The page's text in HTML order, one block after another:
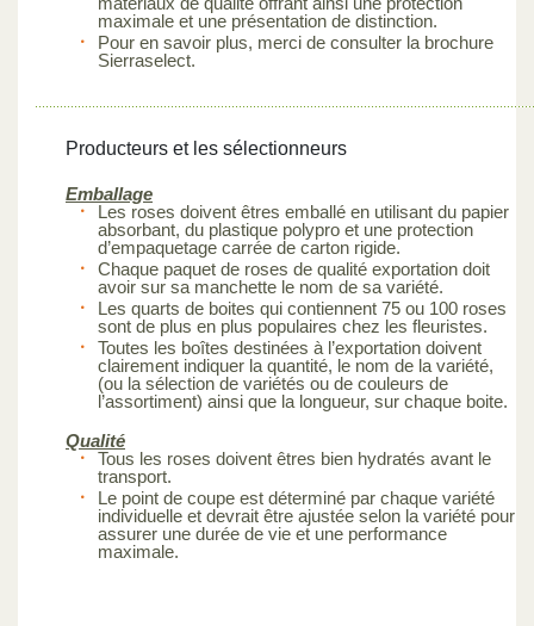
maximale et une présentation de distinction.
Pour en savoir plus, merci de consulter la brochure
Sierraselect.
Producteurs et les sélectionneurs
Emballage
Les roses doivent êtres emballé en utilisant du papier
absorbant, du plastique polypro et une protection
d’empaquetage carrée de carton rigide.
Chaque paquet de roses de qualité exportation doit
avoir sur sa manchette le nom de sa variété.
Les quarts de boites qui contiennent 75 ou 100 roses
sont de plus en plus populaires chez les fleuristes.
Toutes les boîtes destinées à l’exportation doivent
clairement indiquer la quantité, le nom de la variété,
(ou la sélection de variétés ou de couleurs de
l’assortiment) ainsi que la longueur, sur chaque boite.
Qualité
Tous les roses doivent êtres bien hydratés avant le
transport.
Le point de coupe est déterminé par chaque variété
individuelle et devrait être ajustée selon la variété pour
assurer une durée de vie et une performance
maximale.